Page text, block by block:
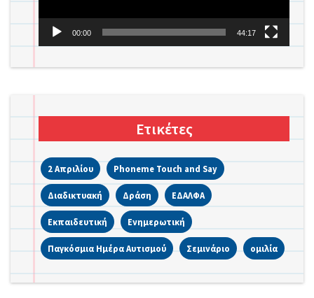
00:00 44:17
Ετικέτες
2 Απριλίου Phoneme Touch and Say
Διαδικτυακή Δράση ΕΔΑΛΦΑ
Εκπαιδευτική Ενημερωτική
Παγκόσμια Ημέρα Αυτισμού Σεμινάριο ομιλία